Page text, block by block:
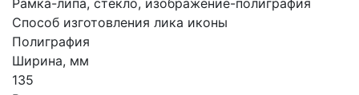
Рамка-липа, стекло, изображение-полиграфия
Способ изготовления лика иконы
Полиграфия
Ширина, мм
135